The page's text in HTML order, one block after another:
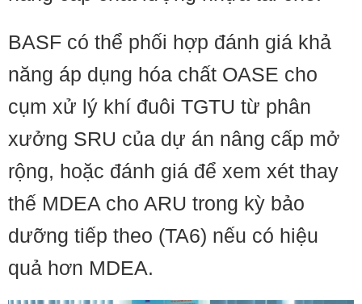
BASF có thể phối hợp đánh giá khả
năng áp dụng hóa chất OASE cho
cụm xử lý khí đuôi TGTU từ phân
xưởng SRU của dự án nâng cấp mở
rộng, hoặc đánh giá để xem xét thay
thế MDEA cho ARU trong kỳ bảo
dưỡng tiếp theo (TA6) nếu có hiệu
quả hơn MDEA.